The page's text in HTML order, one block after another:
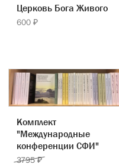
Церковь Бога Живого
600 ₽
Комплект
"Международные
конференции СФИ"
3795 ₽